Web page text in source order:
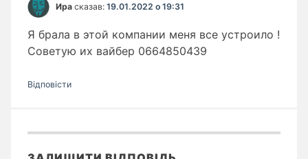
Ира сказав: 19.01.2022 о 19:31
Я брала в этой компании меня все устроило !
Советую их вайбер 0664850439
Відповіcти